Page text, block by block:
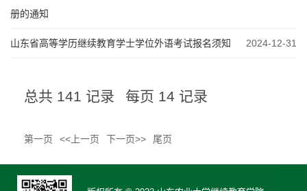
册的通知
2024-12-31
山东省高等学历继续教育学士学位外语考试报名须知
每页 14 记录
总共 141 记录
第一页 <<上一页 下一页>> 尾页